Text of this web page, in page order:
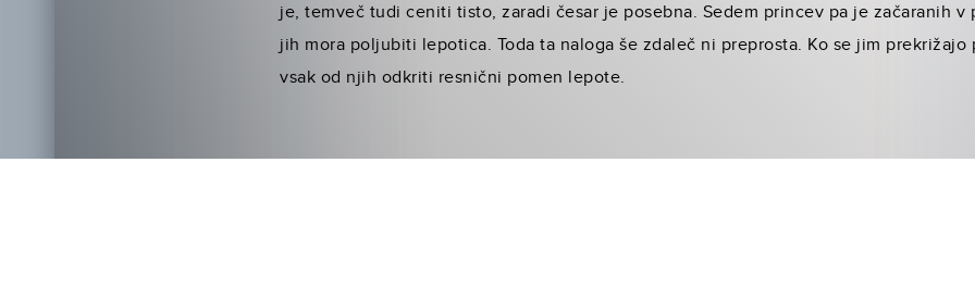
je, temveč tudi ceniti tisto, zaradi česar je posebna. Sedem princev pa je začaranih v
jih mora poljubiti lepotica. Toda ta naloga še zdaleč ni preprosta. Ko se jim prekrižajo
vsak od njih odkriti resnični pomen lepote.